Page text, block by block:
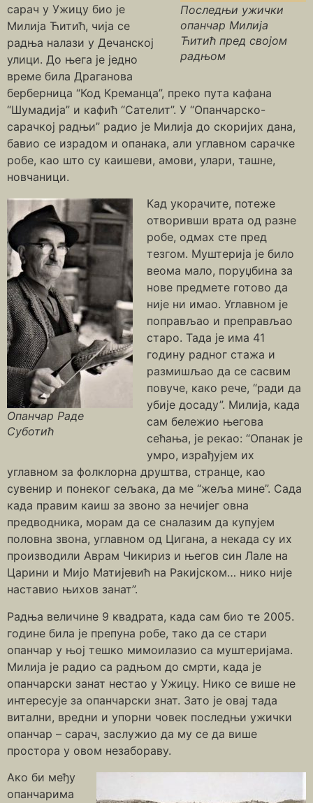
Последњи ужички
опанчар Милија
Ћитић пред својом
радњом
сарач у Ужицу био је
Милија Ћитић, чија се
радња налази у Дечанској
улици. До њега је једно
време била Драганова
берберница “Код Креманца”, преко пута кафана
“Шумадија” и кафић “Сателит”. У “Опанчарско-
сарачкој радњи” радио је Милија до скоријих дана,
бавио се израдом и опанака, али углавном сарачке
робе, као што су каишеви, амови, улари, ташне,
новчаници.
Опанчар Раде
Суботић
Кад укорачите, потеже
отворивши врата од разне
робе, одмах сте пред
тезгом. Муштерија је било
веома мало, поруџбина за
нове предмете готово да
није ни имао. Углавном је
поправљао и преправљао
старо. Тада је има 41
годину радног стажа и
размишљао да се сасвим
повуче, како рече, “ради да
убије досаду”. Милија, када
сам бележио његова
сећања, је рекао: “Опанак је
умро, израђујем их
углавном за фолклорна друштва, странце, као
сувенир и понеког сељака, да ме “жеља мине”. Сада
када правим каиш за звоно за нечијег овна
предводника, морам да се сналазим да купујем
половна звона, углавном од Цигана, а некада су их
производили Аврам Чикириз и његов син Лале на
Царини и Мијо Матијевић на Ракијском… нико није
наставио њихов занат”.
Радња величине 9 квадрата, када сам био те 2005.
године била је препуна робе, тако да се стари
опанчар у њој тешко мимоилазио са муштеријама.
Милија је радио са радњом до смрти, када је
опанчарски занат нестао у Ужицу. Нико се више не
интересује за опанчарски знат. Зато је овај тада
витални, вредни и упорни човек последњи ужички
опанчар – сарач, заслужио да му се да више
простора у овом незабораву.
Ако би међу
опанчарима